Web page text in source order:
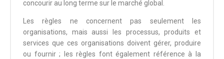
concourir au long terme sur le marché global.
Les règles ne concernent pas seulement les
organisations, mais aussi les processus, produits et
services que ces organisations doivent gérer, produire
ou fournir ; les règles font également référence à la